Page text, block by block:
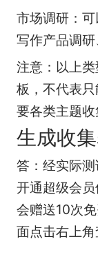
市场调研：
写作产品调研
注意：以上
板，不代表
要各类主题收
生成收
答：经实际
开通超级会
会赠送10次
面点击右上角